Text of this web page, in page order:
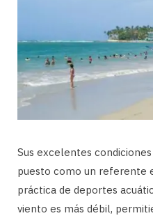
Sus excelentes
puesto como un referente
práctica de deportes
viento es más débil,